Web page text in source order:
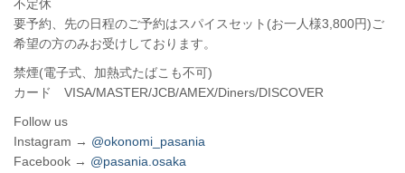
不定休
要予約、先の日程のご予約はスパイスセット(お一人様3,800円)ご
希望の方のみお受けしております。
禁煙(電子式、加熱式たばこも不可)
カード VISA/MASTER/JCB/AMEX/Diners/DISCOVER
Follow us
Instagram → @okonomi_pasania
Facebook → @pasania.osaka